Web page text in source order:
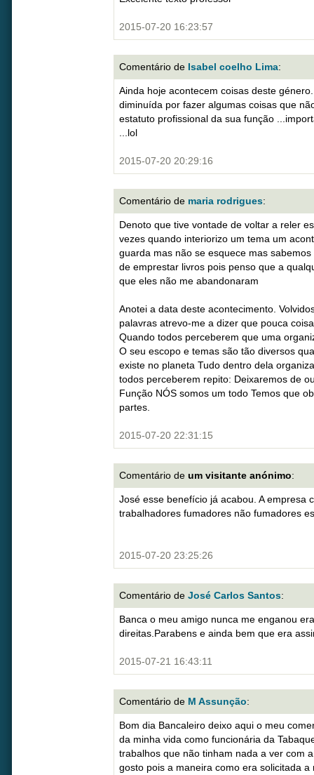
2015-07-20 16:23:57
Comentário de Isabel coelho Lima:
Ainda hoje acontecem coisas deste
diminuída por fazer algumas coisas que
estatuto profissional da sua função
...lol
2015-07-20 20:29:16
Comentário de maria rodrigues:
Denoto que tive vontade de voltar a reler
vezes quando interiorizo um tema um
guarda mas não se esquece mas
de emprestar livros pois penso que a
que eles não me abandonaram
Anotei a data deste acontecimento.
palavras atrevo-me a dizer que pouca
Quando todos perceberem que uma
O seu escopo e temas são tão diversos
existe no planeta Tudo dentro dela
todos perceberem repito: Deixaremos de
Função NÓS somos um todo Temos que
partes.
2015-07-20 22:31:15
Comentário de um visitante anónimo:
José esse benefício já acabou. A empresa
trabalhadores fumadores não fumadores
2015-07-20 23:25:26
Comentário de José Carlos Santos:
Banca o meu amigo nunca me enganou
direitas.Parabens e ainda bem que era
2015-07-21 16:43:11
Comentário de M Assunção:
Bom dia Bancaleiro deixo aqui o meu
da minha vida como funcionária da
trabalhos que não tinham nada a ver com
gosto pois a maneira como era solicitada